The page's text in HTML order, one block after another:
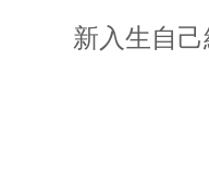
新入生自